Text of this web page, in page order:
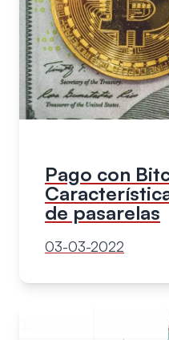
Pago con
de pasarelas
03-03-2022